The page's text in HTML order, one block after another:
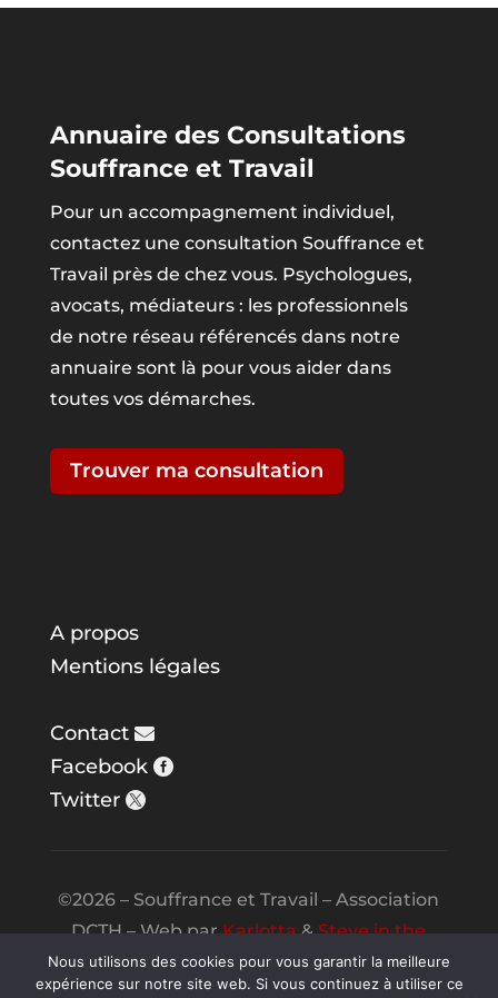
Annuaire des Consultations
Souffrance et Travail
Pour un accompagnement individuel,
contactez une consultation Souffrance et
Travail près de chez vous. Psychologues,
avocats, médiateurs : les professionnels
de notre réseau référencés dans notre
annuaire sont là pour vous aider dans
toutes vos démarches.
Trouver ma consultation
A propos
Mentions légales
Contact
Facebook
Twitter
©2026 – Souffrance et Travail – Association
DCTH – Web parKarlotta&Steve in the
Night
Nous utilisons des cookies pour vous garantir la meilleure
expérience sur notre site web. Si vous continuez à utiliser ce